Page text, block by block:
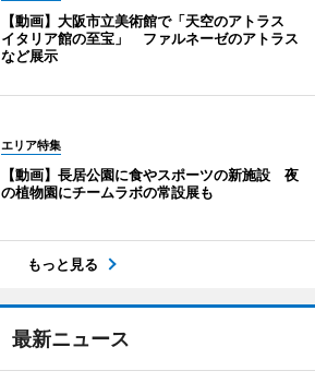
【動画】大阪市立美術館で「天空のアトラス
イタリア館の至宝」 ファルネーゼのアトラス
など展示
エリア特集
【動画】長居公園に食やスポーツの新施設 夜
の植物園にチームラボの常設展も
もっと見る
最新ニュース